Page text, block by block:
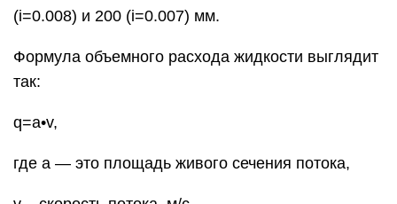
(i=0.008) и 200 (i=0.007) мм.
Формула объемного расхода жидкости выглядит
так:
q=a•v,
где a — это площадь живого сечения потока,